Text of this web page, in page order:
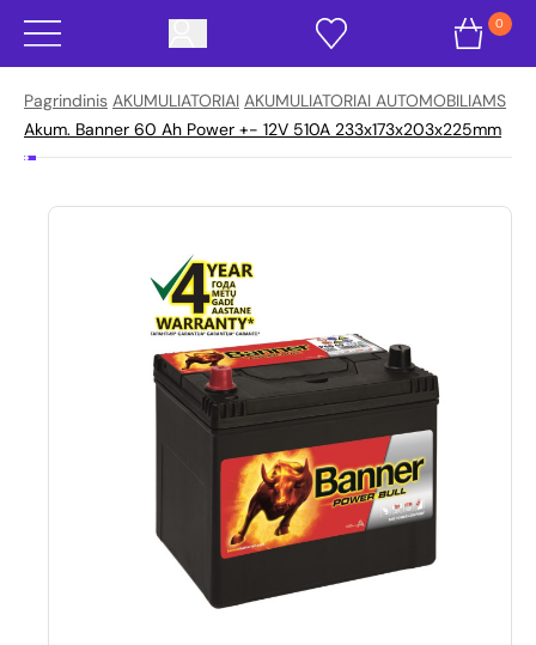
0
Pagrindinis AKUMULIATORIAI AKUMULIATORIAI AUTOMOBILIAMS
Akum. Banner 60 Ah Power +- 12V 510A 233x173x203x225mm